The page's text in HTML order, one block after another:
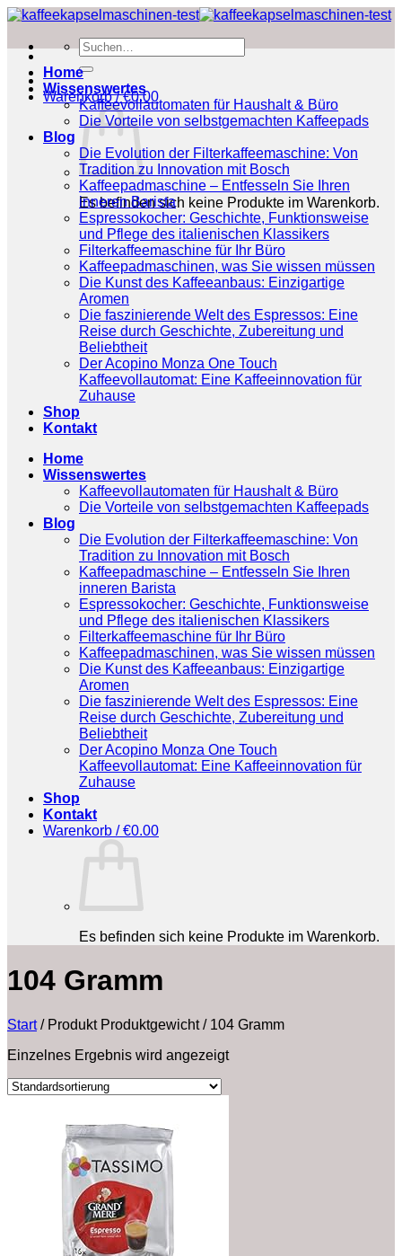
Zum
springen
Suchen
nach:
Warenkorb /€0.00
Es befinden sich keine Produkte im Warenkorb.
Home
Wissenswertes
Kaffeevollautomaten für Haushalt & Büro
Die Vorteile von selbstgemachten Kaffeepads
Blog
Die Evolution der Filterkaffeemaschine: Von
Tradition zu Innovation mit Bosch
Kaffeepadmaschine – Entfesseln Sie Ihren
inneren Barista
Espressokocher: Geschichte, Funktionsweise
und Pflege des italienischen Klassikers
Filterkaffeemaschine für Ihr Büro
Kaffeepadmaschinen, was Sie wissen müssen
Die Kunst des Kaffeeanbaus: Einzigartige
Aromen
Die faszinierende Welt des Espressos: Eine
Reise durch Geschichte, Zubereitung und
Beliebtheit
Der Acopino Monza One Touch
Kaffeevollautomat: Eine Kaffeeinnovation für
Zuhause
Shop
Kontakt
Home
Wissenswertes
Kaffeevollautomaten für Haushalt & Büro
Die Vorteile von selbstgemachten Kaffeepads
Blog
Die Evolution der Filterkaffeemaschine: Von
Tradition zu Innovation mit Bosch
Kaffeepadmaschine – Entfesseln Sie Ihren
inneren Barista
Espressokocher: Geschichte, Funktionsweise
und Pflege des italienischen Klassikers
Filterkaffeemaschine für Ihr Büro
Kaffeepadmaschinen, was Sie wissen müssen
Die Kunst des Kaffeeanbaus: Einzigartige
Aromen
Die faszinierende Welt des Espressos: Eine
Reise durch Geschichte, Zubereitung und
Beliebtheit
Der Acopino Monza One Touch
Kaffeevollautomat: Eine Kaffeeinnovation für
Zuhause
Shop
Kontakt
Warenkorb /€0.00
Es befinden sich keine Produkte im Warenkorb.
‎104 Gramm
Start /Produkt Produktgewicht/‎104 Gramm
Einzelnes Ergebnis wird angezeigt